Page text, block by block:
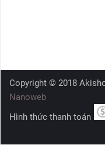
Copyright © 2018
Nanoweb
Hình thức thanh toán